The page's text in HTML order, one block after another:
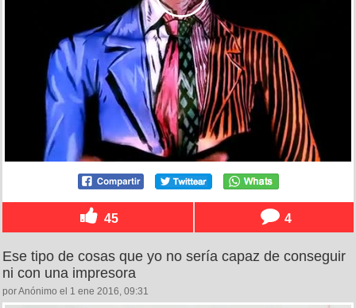
45 4
Ese tipo de cosas que yo no sería capaz de conseguir
ni con una impresora
por Anónimo el 1 ene 2016, 09:31